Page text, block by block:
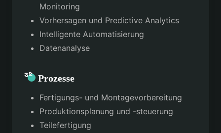
Monitoring
Vorhersagen und Predictive Analytics
Intelligente Automatisierung
Datenanalyse
Prozesse
Fertigungs- und Montagevorbereitung
Produktionsplanung und -steuerung
Teilefertigung